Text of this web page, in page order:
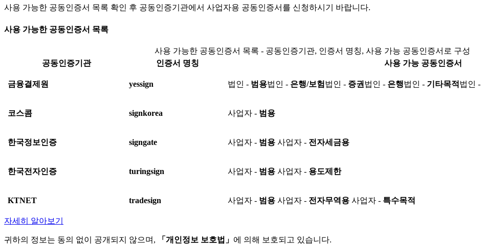
사용 가능한 공동인증서 목록 확인 후 공동인증기관에서 사업자용 공동인증서를 신청하시기 바랍니다.
사용 가능한 공동인증서 목록
사용 가능한 공동인증서 목록 - 공동인증기관, 인증서 명칭, 사용 가능 공동인증서로 구성
공동인증기관
인증서 명칭 사용 가능 공동인증서
금융결제원 yessign 법인 - 범용법인 - 은행/보험 법인 - 증권 법인 - 은행법인 - 기타목적 법인 -
코스콤 signkorea 사업자 - 범용
한국정보인증 signgate 사업자 - 범용 사업자 - 전자세금용
한국전자인증 turingsign 사업자 - 범용 사업자 - 용도제한
KTNET tradesign 사업자 - 범용 사업자 - 전자무역용 사업자 - 특수목적
자세히 알아보기
귀하의 정보는 동의 없이 공개되지 않으며, 「개인정보 보호법」 에 의해 보호되고 있습니다.